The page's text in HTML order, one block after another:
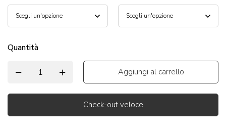
Quantità
Aggiungi al carrello
Check-out veloce